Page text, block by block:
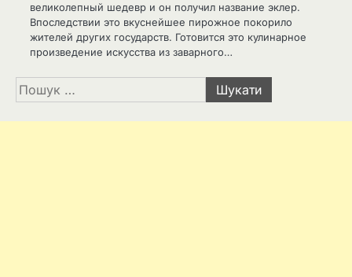
великолепный шедевр и он получил название эклер.
Впоследствии это вкуснейшее пирожное покорило
жителей других государств. Готовится это кулинарное
произведение искусства из заварного…
Пошук: